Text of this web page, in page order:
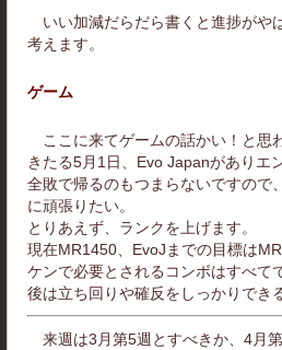
いい加減だらだら書くと進捗がや
考えます。
ゲーム
ここに来てゲームの話かい！と思
きたる5月1日、Evo Japanがありエ
全敗で帰るのもつまらないですので
に頑張りたい。
とりあえず、ランクを上げます。
現在MR1450、EvoJまでの目標は
ケンで必要とされるコンボはすべて
後は立ち回りや確反をしっかりでき
来週は3月第5週とすべきか、4月